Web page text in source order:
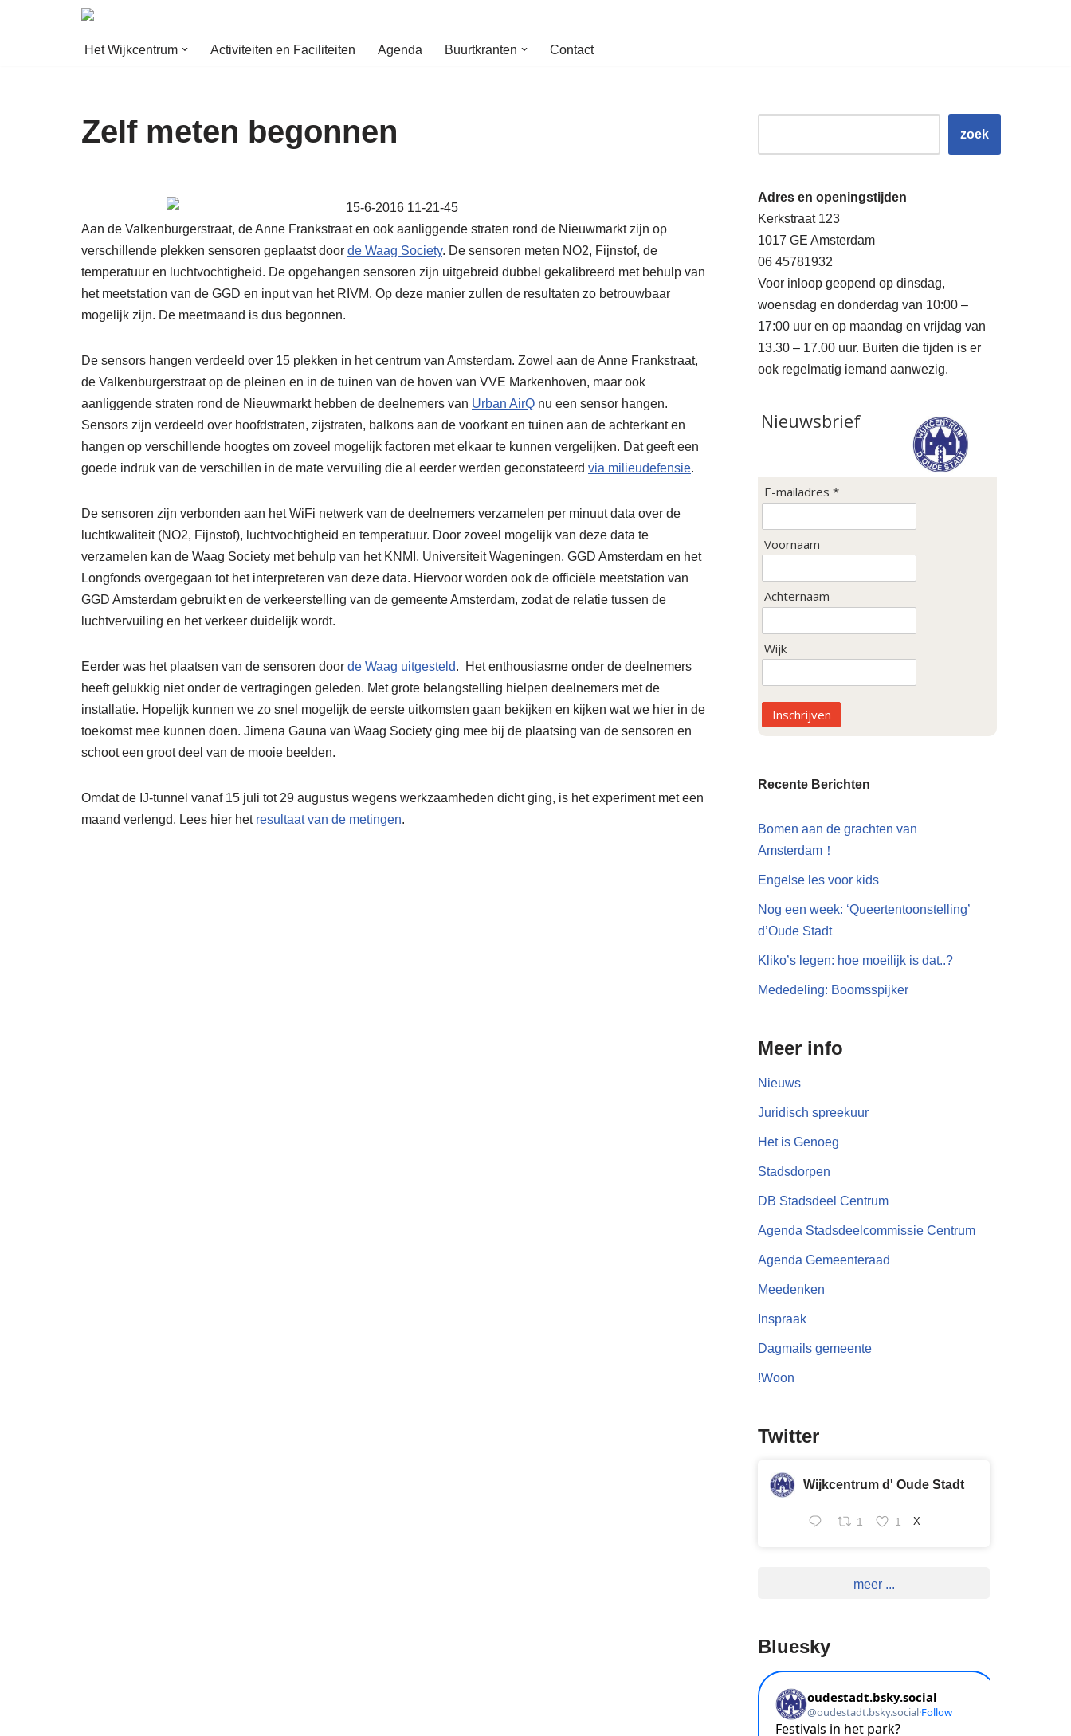
Het Wijkcentrum Activiteiten en Faciliteiten Agenda Buurtkranten Contact
Zelf meten begonnen
Aan de Valkenburgerstraat, de Anne Frankstraat en ook aanliggende straten rond de Nieuwmarkt zijn op
verschillende plekken sensoren geplaatst door de Waag Society. De sensoren meten NO2, Fijnstof, de
temperatuur en luchtvochtigheid. De opgehangen sensoren zijn uitgebreid dubbel gekalibreerd met behulp van
het meetstation van de GGD en input van het RIVM. Op deze manier zullen de resultaten zo betrouwbaar
mogelijk zijn. De meetmaand is dus begonnen.
De sensors hangen verdeeld over 15 plekken in het centrum van Amsterdam. Zowel aan de Anne Frankstraat,
de Valkenburgerstraat op de pleinen en in de tuinen van de hoven van VVE Markenhoven, maar ook
aanliggende straten rond de Nieuwmarkt hebben de deelnemers van Urban AirQ nu een sensor hangen.
Sensors zijn verdeeld over hoofdstraten, zijstraten, balkons aan de voorkant en tuinen aan de achterkant en
hangen op verschillende hoogtes om zoveel mogelijk factoren met elkaar te kunnen vergelijken. Dat geeft een
goede indruk van de verschillen in de mate vervuiling die al eerder werden geconstateerd via milieudefensie.
De sensoren zijn verbonden aan het WiFi netwerk van de deelnemers verzamelen per minuut data over de
luchtkwaliteit (NO2, Fijnstof), luchtvochtigheid en temperatuur. Door zoveel mogelijk van deze data te
verzamelen kan de Waag Society met behulp van het KNMI, Universiteit Wageningen, GGD Amsterdam en het
Longfonds overgegaan tot het interpreteren van deze data. Hiervoor worden ook de officiële meetstation van
GGD Amsterdam gebruikt en de verkeerstelling van de gemeente Amsterdam, zodat de relatie tussen de
luchtvervuiling en het verkeer duidelijk wordt.
Eerder was het plaatsen van de sensoren door de Waag uitgesteld. Het enthousiasme onder de deelnemers
heeft gelukkig niet onder de vertragingen geleden. Met grote belangstelling hielpen deelnemers met de
installatie. Hopelijk kunnen we zo snel mogelijk de eerste uitkomsten gaan bekijken en kijken wat we hier in de
toekomst mee kunnen doen. Jimena Gauna van Waag Society ging mee bij de plaatsing van de sensoren en
schoot een groot deel van de mooie beelden.
Omdat de IJ-tunnel vanaf 15 juli tot 29 augustus wegens werkzaamheden dicht ging, is het experiment met een
maand verlengd. Lees hier hetresultaat van de metingen.
zoek
Adres en openingstijden
Kerkstraat 123
1017 GE Amsterdam
06 45781932
Voor inloop geopend op dinsdag,
woensdag en donderdag van 10:00 –
17:00 uur en op maandag en vrijdag van
13.30 – 17.00 uur. Buiten die tijden is er
ook regelmatig iemand aanwezig.
Nieuwsbrief
E-mailadres *
Voornaam
Achternaam
Wijk
Inschrijven
Recente Berichten
Bomen aan de grachten van
Amsterdam！
Engelse les voor kids
Nog een week: ‘Queertentoonstelling’
d’Oude Stadt
Kliko’s legen: hoe moeilijk is dat..?
Mededeling: Boomsspijker
Meer info
Nieuws
Juridisch spreekuur
Het is Genoeg
Stadsdorpen
DB Stadsdeel Centrum
Agenda Stadsdeelcommissie Centrum
Agenda Gemeenteraad
Meedenken
Inspraak
Dagmails gemeente
!Woon
Twitter
Wijkcentrum d' Oude Stadt
1 1 X
meer ...
Bluesky